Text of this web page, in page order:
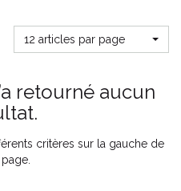
12 articles par page
retourné aucun
critères sur la gauche de